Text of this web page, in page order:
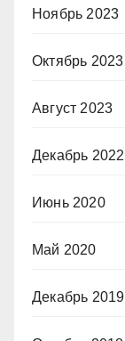
Ноябрь 2023
Октябрь 2023
Август 2023
Декабрь 2022
Июнь 2020
Май 2020
Декабрь 2019